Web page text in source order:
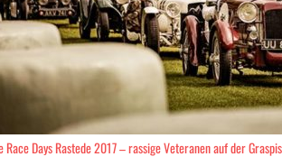
Race Days Rastede 2017 – rassige Veteranen auf der